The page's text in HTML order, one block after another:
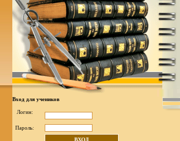
Вход для учеников
Логин:
Пароль:
ВХОД